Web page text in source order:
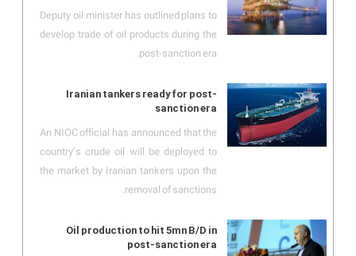
Deputy oil minister has outlined plans to
develop trade of oil products during the
post-sanction era.
Iranian tankers ready for post-
sanction era
An NIOC official has announced that the
country’s crude oil will be deployed to
the market by Iranian tankers upon the
removal of sanctions.
Oil production to hit 5mn B/D in
post-sanction era